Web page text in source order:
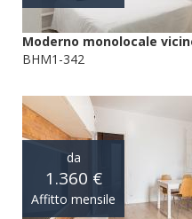
Moderno monolocale
BHM1-342
da
1.360 €
Affitto mensile